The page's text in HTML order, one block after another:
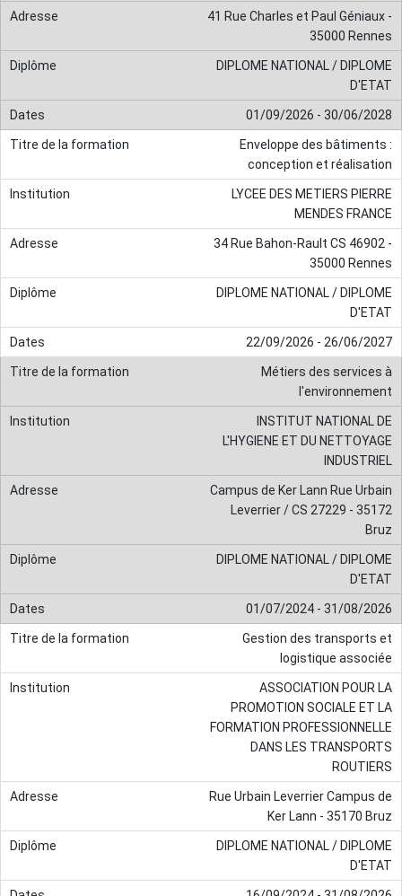
41 Rue Charles et Paul Géniaux -
35000 Rennes
DIPLOME NATIONAL / DIPLOME
D'ETAT
01/09/2026 - 30/06/2028
Enveloppe des bâtiments :
conception et réalisation
LYCEE DES METIERS PIERRE
MENDES FRANCE
34 Rue Bahon-Rault CS 46902 -
35000 Rennes
DIPLOME NATIONAL / DIPLOME
D'ETAT
22/09/2026 - 26/06/2027
Métiers des services à
l'environnement
INSTITUT NATIONAL DE
L'HYGIENE ET DU NETTOYAGE
INDUSTRIEL
Campus de Ker Lann Rue Urbain
Leverrier / CS 27229 - 35172
Bruz
DIPLOME NATIONAL / DIPLOME
D'ETAT
01/07/2024 - 31/08/2026
Gestion des transports et
logistique associée
ASSOCIATION POUR LA
PROMOTION SOCIALE ET LA
FORMATION PROFESSIONNELLE
DANS LES TRANSPORTS
ROUTIERS
Rue Urbain Leverrier Campus de
Ker Lann - 35170 Bruz
DIPLOME NATIONAL / DIPLOME
D'ETAT